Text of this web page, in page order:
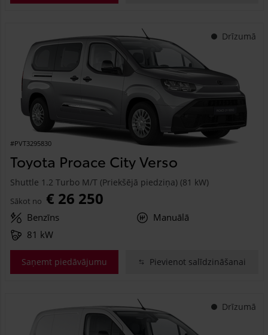
Drīzumā
#PVT3295830
Toyota Proace City Verso
Shuttle 1.2 Turbo M/T (Priekšējā piedziņa) (81 kW)
Sākot no € 26 250
Benzīns
Manuālā
81 kW
Saņemt piedāvājumu Pievienot salīdzināšanai
Drīzumā